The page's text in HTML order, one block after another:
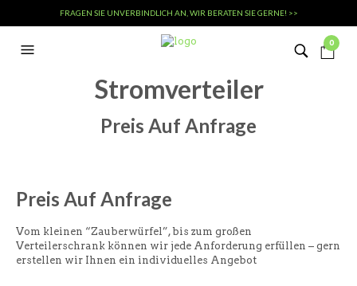
FRAGEN SIE UNVERBINDLICH AN, WIR BERATEN SIE GERNE! >>
0
Stromverteiler
Preis Auf Anfrage
Preis Auf Anfrage
Vom kleinen “Zauberwürfel”, bis zum großen
Verteilerschrank können wir jede Anforderung erfüllen – gern
erstellen wir Ihnen ein individuelles Angebot